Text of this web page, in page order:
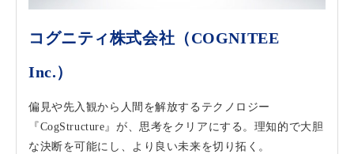
コグニティ株式会社（COGNITEE
Inc.）
偏見や先入観から人間を解放するテクノロジー
『CogStructure』が、思考をクリアにする。理知的で大胆
な決断を可能にし、より良い未来を切り拓く。